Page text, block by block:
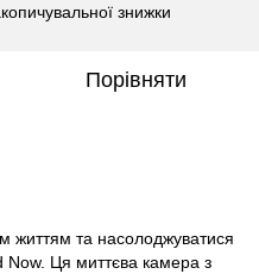
знижки
Порівняти
життям та насолоджуватися
Ця миттєва камера з